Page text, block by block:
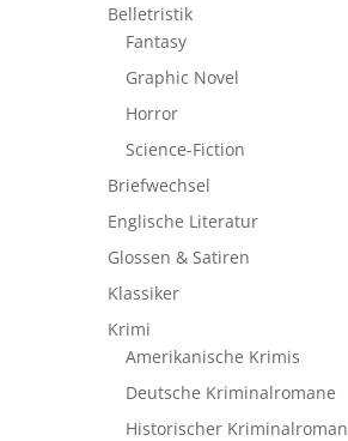
Belletristik
Fantasy
Graphic Novel
Horror
Science-Fiction
Briefwechsel
Englische Literatur
Glossen & Satiren
Klassiker
Krimi
Amerikanische Krimis
Deutsche Kriminalromane
Historischer Kriminalroman